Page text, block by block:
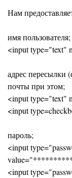
Нам
имя пользователя;
<input type="text"
адрес пересылки
почты при этом;
<input type="text"
<input
пароль;
<input
<input